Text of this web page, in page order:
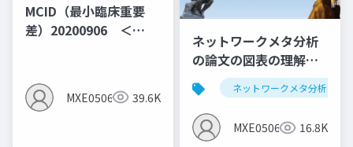
MCID（最小臨床重要
差）20200906 ＜
明となっている＞
MXE05064 39.6K
ネットワークメタ分析
の論文の図表の理解し
よう第1弾：サルコペニ
アと運動のNMA
ネットワークメタ分析
MXE05064 16.8K